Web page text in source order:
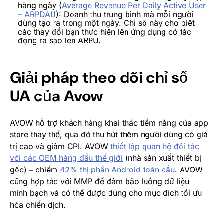
hàng ngày (Average Revenue Per Daily Active User
– ARPDAU): Doanh thu trung bình mà mỗi người
dùng tạo ra trong một ngày. Chỉ số này cho biết
các thay đổi bạn thực hiện lên ứng dụng có tác
động ra sao lên ARPU.
Giải pháp theo dõi chỉ số
UA của Avow
AVOW hỗ trợ khách hàng khai thác tiềm năng của app
store thay thế, qua đó thu hút thêm người dùng có giá
trị cao và giảm CPI. AVOW thiết lập quan hệ đối tác
với các OEM hàng đầu thế giới (nhà sản xuất thiết bị
gốc) – chiếm 42% thị phần Android toàn cầu. AVOW
cũng hợp tác với MMP để đảm bảo luồng dữ liệu
minh bạch và có thể được dùng cho mục đích tối ưu
hóa chiến dịch.